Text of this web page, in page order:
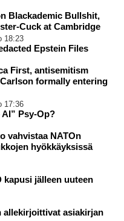
Blackademic Bullshit,
Cuck at Cambridge
18:23
Epstein Files
First, antisemitism
formally entering
17:36
Psy-Op?
vahvistaa NATOn
hyökkäyksissä
kapusi jälleen uuteen
allekirjoittivat asiakirjan